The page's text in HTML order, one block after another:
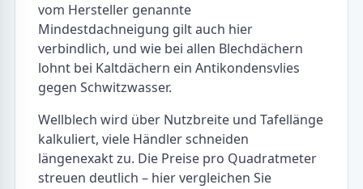
vom Hersteller genannte
Mindestdachneigung gilt auch hier
verbindlich, und wie bei allen Blechdächern
lohnt bei Kaltdächern ein Antikondensvlies
gegen Schwitzwasser.
Wellblech wird über Nutzbreite und Tafellänge
kalkuliert, viele Händler schneiden
längenexakt zu. Die Preise pro Quadratmeter
streuen deutlich – hier vergleichen Sie